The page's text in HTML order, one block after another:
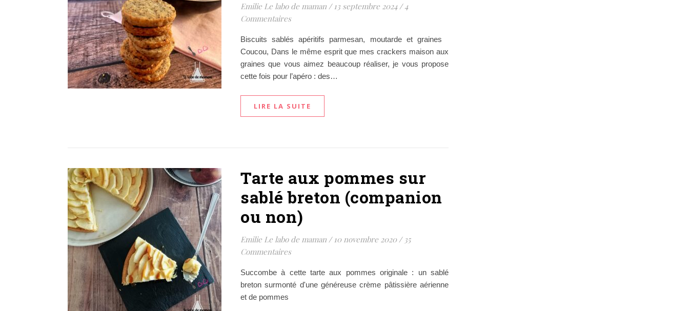
Emilie Le labo de maman / 13 septembre 2024 / 4
Commentaires
Biscuits sablés apéritifs parmesan, moutarde et graines
Coucou, Dans le même esprit que mes crackers maison aux
graines que vous aimez beaucoup réaliser, je vous propose
cette fois pour l’apéro : des…
LIRE LA SUITE
Tarte aux pommes sur
sablé breton (companion
ou non)
Emilie Le labo de maman / 10 novembre 2020 / 35
Commentaires
Succombe à cette tarte aux pommes originale : un sablé
breton surmonté d'une généreuse crème pâtissière aérienne
et de pommes